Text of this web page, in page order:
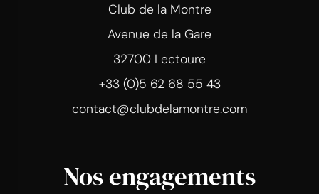
Club de la Montre
Avenue de la Gare
32700 Lectoure
+33 (0)5 62 68 55 43
contact@clubdelamontre.com
Nos engagements